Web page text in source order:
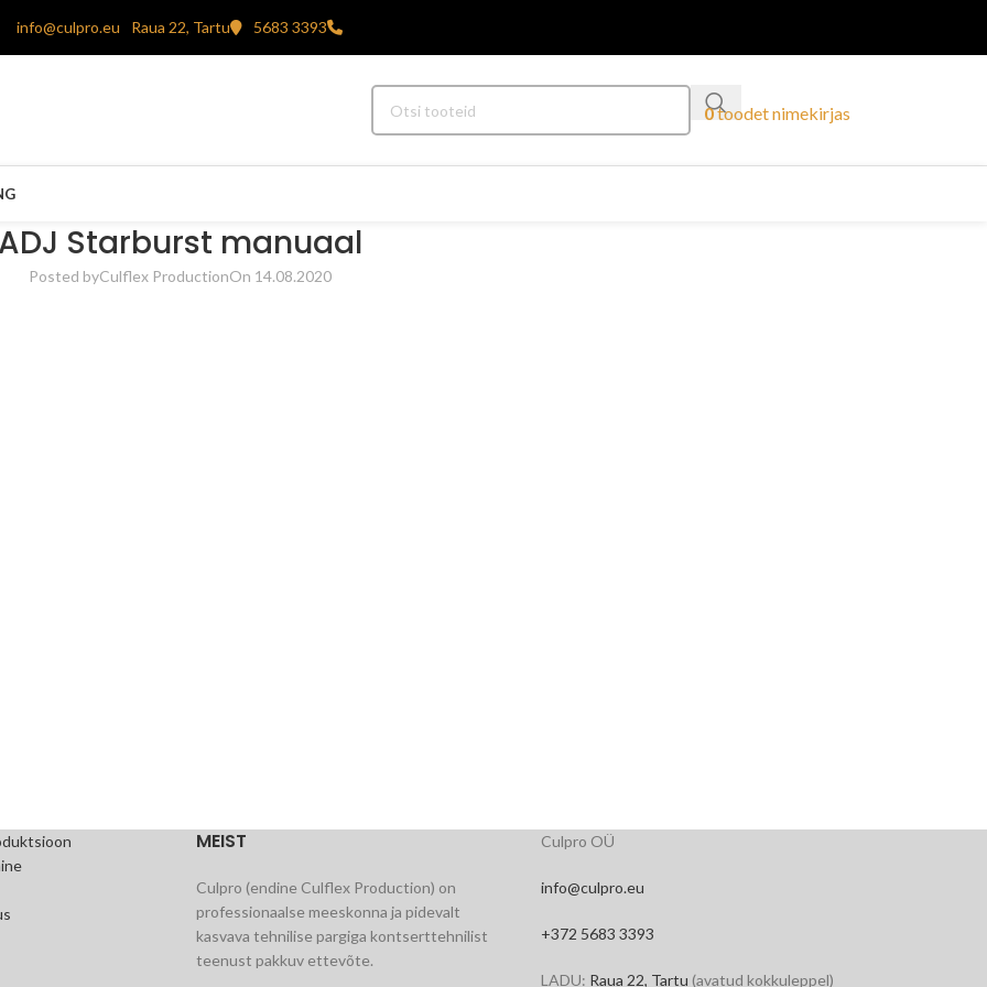
info@culpro.eu Raua 22, Tartu 5683 3393
0toodetnimekirjas
ADJ Starburst manuaal
Posted byCulflex ProductionOn 14.08.2020
MEIST
Culpro (endine Culflex Production) on
professionaalse meeskonna ja pidevalt
kasvava tehnilise pargiga kontserttehnilist
teenust pakkuv ettevõte.
Culpro OÜ
info@culpro.eu
+372 5683 3393
LADU: Raua 22, Tartu (avatud kokkuleppel)